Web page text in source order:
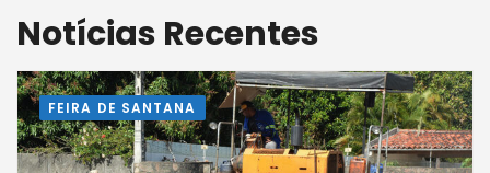
Notícias Recentes
FEIRA DE SANTANA